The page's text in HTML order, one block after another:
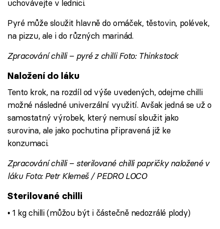
uchovávejte v lednici.
Pyré může sloužit hlavně do omáček, těstovin, polévek,
na pizzu, ale i do různých marinád.
Zpracování chilli – pyré z chilli Foto: Thinkstock
Naložení do láku
Tento krok, na rozdíl od výše uvedených, odejme chilli
možné následné univerzální využití. Avšak jedná se už o
samostatný výrobek, který nemusí sloužit jako
surovina, ale jako pochutina připravená již ke
konzumaci.
Zpracování chilli – sterilované chilli papričky naložené v
láku Foto: Petr Klemeš / PEDRO LOCO
Sterilované chilli
• 1 kg chilli (můžou být i částečně nedozrálé plody)